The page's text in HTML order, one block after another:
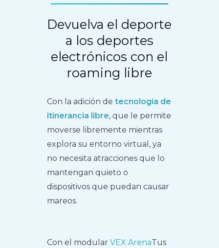
Devuelva el deporte
a los deportes
electrónicos con el
roaming libre
Con la adición detecnología de
itinerancia libre, que le permite
moverse libremente mientras
explora su entorno virtual, ya
no necesita atracciones que lo
mantengan quieto o
dispositivos que puedan causar
mareos.
Con el modularVEX ArenaTus